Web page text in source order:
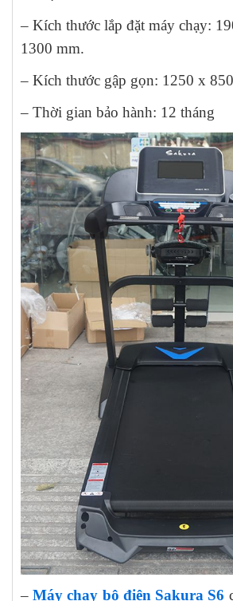
– Kích thước lắp đặt máy chạy:
1300 mm.
– Kích thước gập gọn: 1250 x
– Thời gian bảo hành: 12 tháng
–Máy chạy bộ điện Sakura S6